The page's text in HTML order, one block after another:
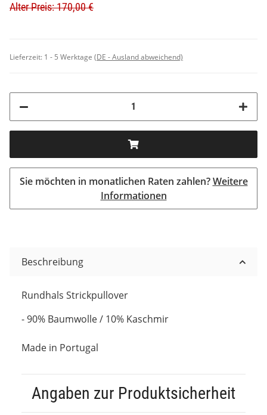
Alter Preis: 170,00 €
Lieferzeit: 1 - 5 Werktage (DE - Ausland abweichend)
Sie möchten in monatlichen Raten zahlen?Weitere
Informationen
Beschreibung
Rundhals Strickpullover
- 90% Baumwolle / 10% Kaschmir
Made in Portugal
Angaben zur Produktsicherheit